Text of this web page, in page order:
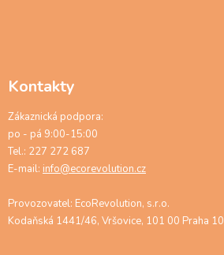
Kontakty
Zákaznická podpora:
po - pá 9:00-15:00
Tel.: 227 272 687
E-mail: info@ecorevolution.cz
Provozovatel: EcoRevolution, s.r.o.
Kodaňská 1441/46, Vršovice, 101 00 Praha 10